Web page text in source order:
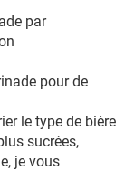
par
pour de
le type de bière
sucrées,
je vous